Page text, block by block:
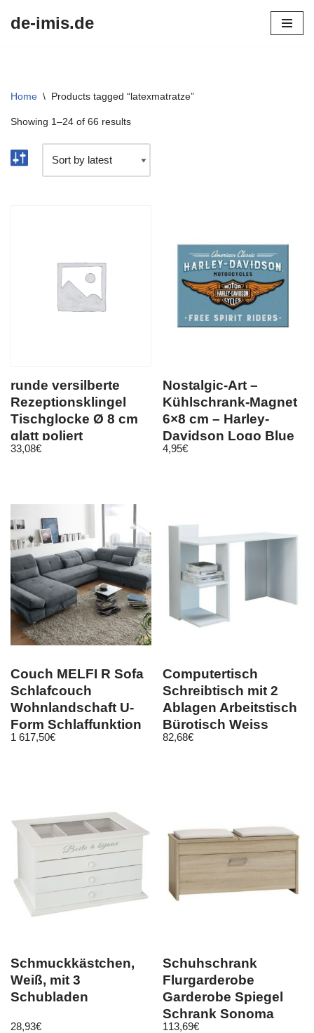
de-imis.de
Home \ Products tagged “latexmatratze”
Showing 1–24 of 66 results
runde versilberte
Rezeptionsklingel
Tischglocke Ø 8 cm
glatt poliert
33,08€
Nostalgic-Art –
Kühlschrank-Magnet
6×8 cm – Harley-
Davidson Logo Blue
4,95€
Couch MELFI R Sofa
Schlafcouch
Wohnlandschaft U-
Form Schlaffunktion
grau dunkel
1 617,50€
Computertisch
Schreibtisch mit 2
Ablagen Arbeitstisch
Bürotisch Weiss
82,68€
Schmuckkästchen,
Weiß, mit 3
Schubladen
28,93€
Schuhschrank
Flurgarderobe
Garderobe Spiegel
Schrank Sonoma
113,69€